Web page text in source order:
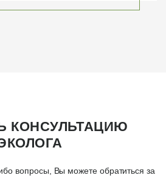
КОНСУЛЬТАЦИЮ
вопросы, Вы можете обратиться за